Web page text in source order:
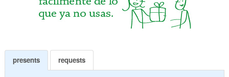
presents requests